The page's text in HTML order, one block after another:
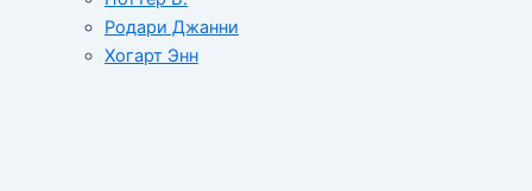
Родари Джанни
Хогарт Энн